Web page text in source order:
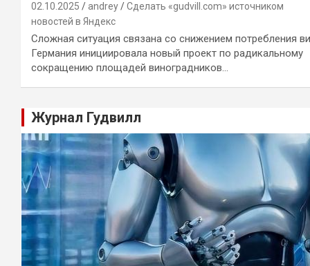
02.10.2025 andrey
Сделать «gudvill.com» источником
новостей в Яндекс
Сложная ситуация связана со снижением потребления
Германия инициировала новый проект по радикальному
сокращению площадей виноградников…
Журнал Гудвилл